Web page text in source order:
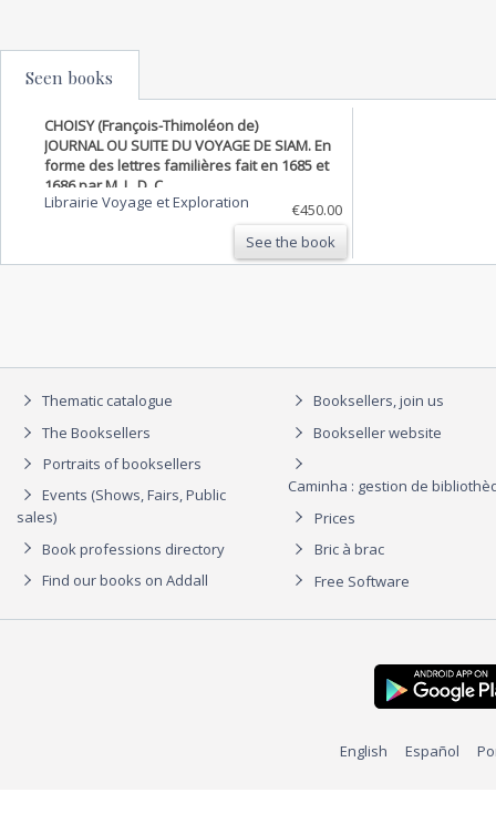
Seen books
CHOISY (François-Thimoléon de)
JOURNAL OU SUITE DU VOYAGE DE SIAM. En
forme des lettres familières fait en 1685 et
1686 par M. L. D. C.
Librairie Voyage et Exploration
€450.00
See the book
Thematic catalogue
The Booksellers
Portraits of booksellers
Events (Shows, Fairs, Public
sales)
Book professions directory
Find our books on Addall
Booksellers, join us
Bookseller website
Caminha : gestion de
Prices
Bric à brac
Free Software
English Español